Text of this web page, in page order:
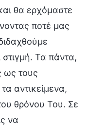
θα ερχόμαστε
ποτέ μας
Τα πάντα,
ως τους
αντικείμενα,
θρόνου Του. Σε
να